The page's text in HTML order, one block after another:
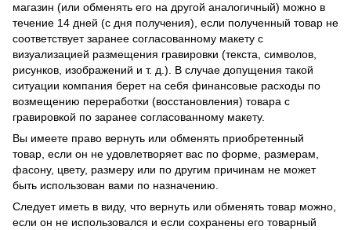
магазин (или обменять его на другой аналогичный) можно в
течение 14 дней (с дня получения), если полученный товар не
соответствует заранее согласованному макету с
визуализацией размещения гравировки (текста, символов,
рисунков, изображений и т. д.). В случае допущения такой
ситуации компания берет на себя финансовые расходы по
возмещению переработки (восстановления) товара с
гравировкой по заранее согласованному макету.
Вы имеете право вернуть или обменять приобретенный
товар, если он не удовлетворяет вас по форме, размерам,
фасону, цвету, размеру или по другим причинам не может
быть использован вами по назначению.
Следует иметь в виду, что вернуть или обменять товар можно,
если он не использовался и если сохранены его товарный